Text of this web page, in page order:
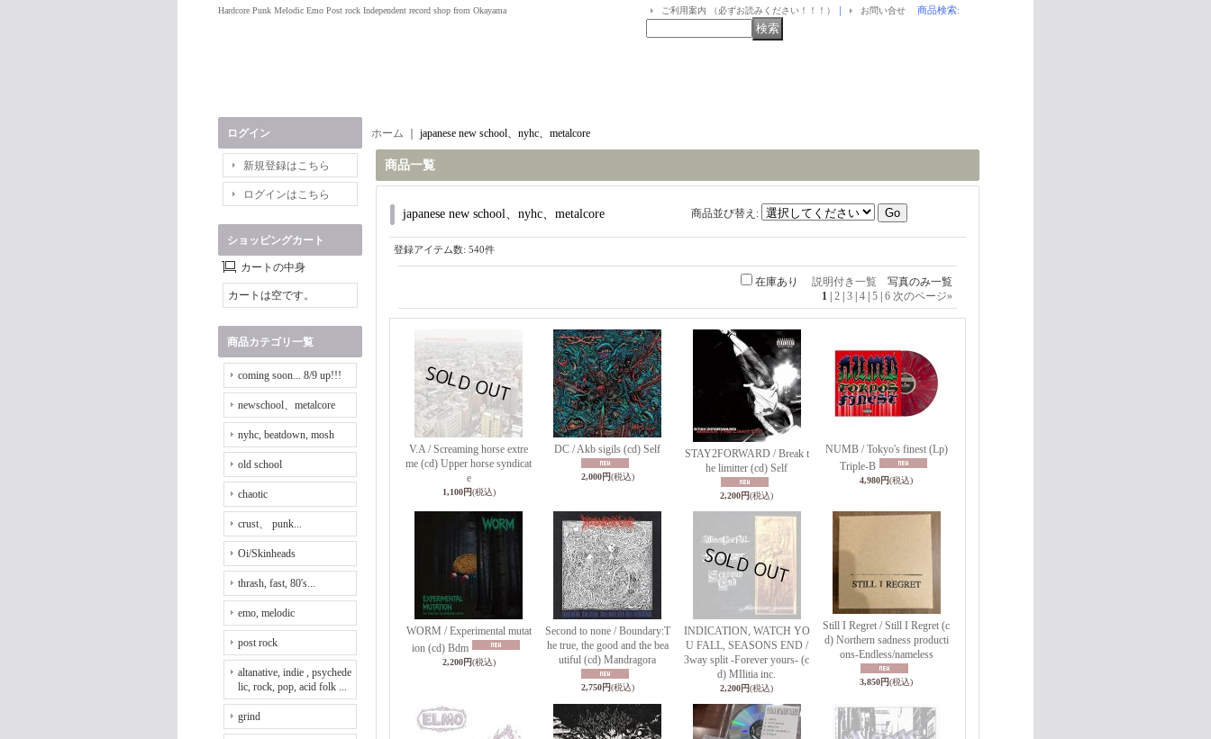
Hardcore Punk Melodic Emo Post rock Independent record shop from Okayama ご利用案内 （必ずお読みください！！！） ｜ お問い合せ 商品検索:
ログイン
新規登録はこちら
ログインはこちら
ショッピングカート
カートの中身
カートは空です。
商品カテゴリ一覧
coming soon... 8/9 up!!!
newschool、metalcore
nyhc, beatdown, mosh
old school
chaotic
crust、 punk...
Oi/Skinheads
thrash, fast, 80's...
emo, melodic
post rock
altanative, indie , psychede
lic, rock, pop, acid folk ...
grind
ホーム japanese new school、nyhc、metalcore
商品一覧
japanese new school、nyhc、metalcore 商品並び替え :
登録アイテム数: 540件
在庫あり 説明付き一覧 写真のみ一覧
1 2 3 4 5 6 次のページ»
V.A / Screaming horse extre
me (cd) Upper horse syndicat
e
1,100円(税込)
DC / Akb sigils (cd) Self
2,000円(税込)
STAY2FORWARD / Break t
he limitter (cd) Self
2,200円(税込)
NUMB / Tokyo's finest (Lp)
Triple-B
4,980円(税込)
WORM / Experimental mutat
ion (cd) Bdm
2,200円(税込)
Second to none / Boundary:T
he true, the good and the bea
utiful (cd) Mandragora
2,750円(税込)
INDICATION, WATCH YO
U FALL, SEASONS END /
3way split -Forever yours- (c
d) MIlitia inc.
2,200円(税込)
Still I Regret / Still I Regret (c
d) Northern sadness producti
ons-Endless/nameless
3,850円(税込)